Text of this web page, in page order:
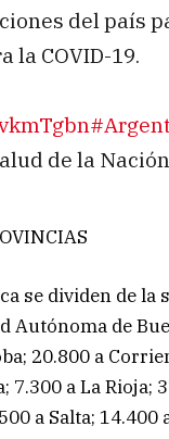
del país
la COVID-19.
de la
se dividen de
Autónoma de
20.800 a
7.300 a La
a Salta;